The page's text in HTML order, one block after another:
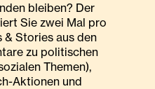
bleiben? Der
Sie zwei Mal pro
& Stories aus den
zu politischen
Themen),
Aktionen und